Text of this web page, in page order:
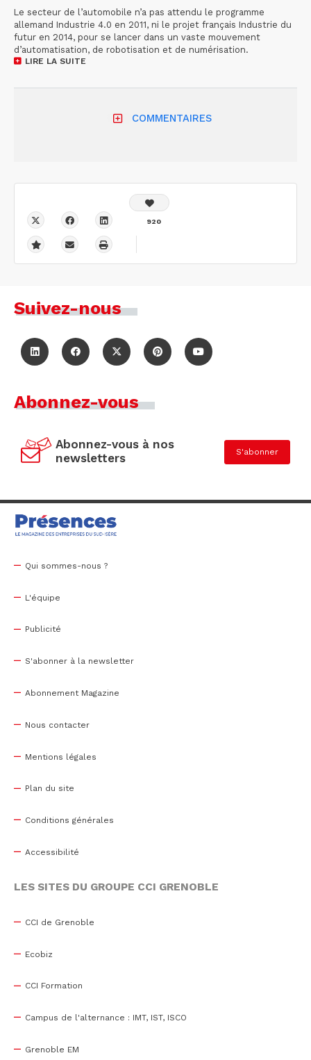
Le secteur de l’automobile n’a pas attendu le programme
allemand Industrie 4.0 en 2011, ni le projet français Industrie du
futur en 2014, pour se lancer dans un vaste mouvement
d’automatisation, de robotisation et de numérisation.
LIRE LA SUITE
COMMENTAIRES
920
Suivez-nous
Abonnez-vous
Abonnez-vous à nos
newsletters
S'abonner
Qui sommes-nous ?
L'équipe
Publicité
S'abonner à la newsletter
Abonnement Magazine
Nous contacter
Mentions légales
Plan du site
Conditions générales
Accessibilité
LES SITES DU GROUPE CCI GRENOBLE
CCI de Grenoble
Ecobiz
CCI Formation
Campus de l'alternance : IMT, IST, ISCO
Grenoble EM